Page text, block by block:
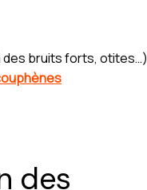
bruits forts, otites…)
des